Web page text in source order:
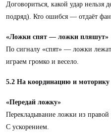
Договориться, какой удар нельзя
подряд). Кто ошибся — отдаёт
«Ложки спят — ложки пляшут»
По сигналу «спят» — ложки
играем громко и весело.
5.2 На координацию и моторику
«Передай ложку»
Перекладывание ложки из
С ускорением.